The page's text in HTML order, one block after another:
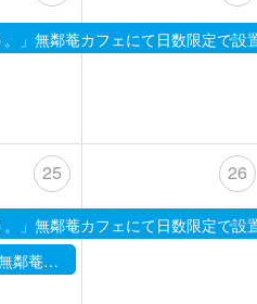
」無鄰菴カフェにて日数限定で設置
」無鄰菴カフェにて日数限定で設
25
限定茶菓子席～二十四節気にあわせて～「処暑」
26